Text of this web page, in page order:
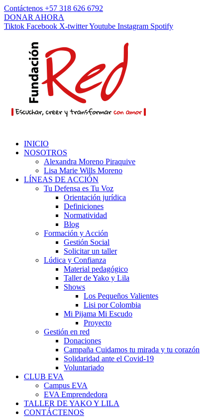
Contáctenos +57 318 626 6792
DONAR AHORA
Tiktok Facebook X-twitterYoutube Instagram Spotify
INICIO
NOSOTROS
Alexandra Moreno Piraquive
Lisa Marie Wills Moreno
LÍNEAS DE ACCIÓN
Tu Defensa es Tu Voz
Orientación jurídica
Definiciones
Normatividad
Blog
Formación y Acción
Gestión Social
Solicitar un taller
Lúdica y Confianza
Material pedagógico
Taller de Yako y Lila
Shows
Los Pequeños Valientes
Lisi por Colombia
Mi Pijama Mi Escudo
Proyecto
Gestión en red
Donaciones
Campaña Cuidamos tu mirada y tu corazón
Solidaridad ante el Covid-19
Voluntariado
CLUB EVA
Campus EVA
EVA Emprendedora
TALLER DE YAKO Y LILA
CONTÁCTENOS